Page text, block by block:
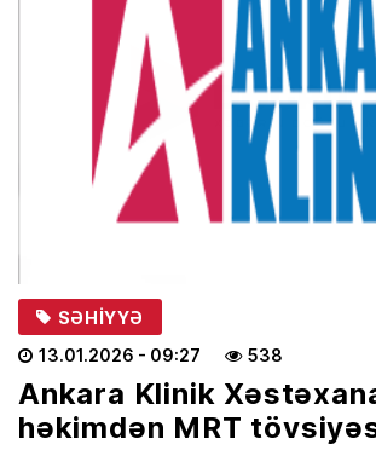
SƏHIYYƏ
13.01.2026 - 09:27 538
Ankara Klinik
həkimdən MRT